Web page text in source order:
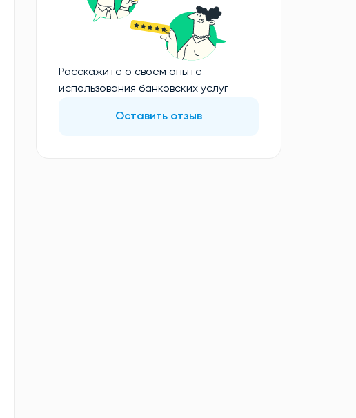
Расскажите о своем опыте
использования банковских услуг
Оставить отзыв